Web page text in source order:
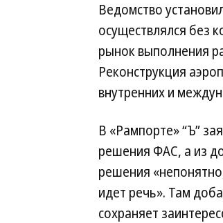
Ведомство
осуществлялся без
рынок выполнения
Реконструкция
внутренних и
В «Рампорте» “Ъ”
решения ФАС, а из
решения
идет речь». Там
сохраняет